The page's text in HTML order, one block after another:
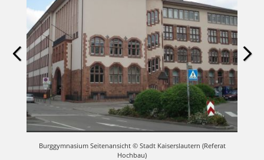
Burggymnasium Seitenansicht © Stadt Kaiserslautern (Referat
Hochbau)